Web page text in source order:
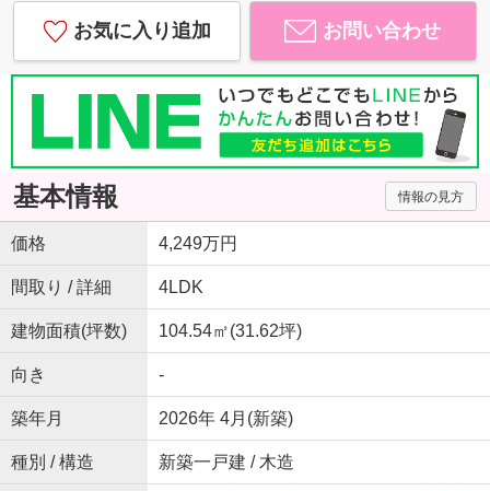
お気に入り追加 お問い合わせ
基本情報 情報の見方
価格 4,249万円
間取り / 詳細 4LDK
建物面積(坪数) 104.54㎡(31.62坪)
向き -
築年月 2026年 4月(新築)
種別 / 構造 新築一戸建 / 木造